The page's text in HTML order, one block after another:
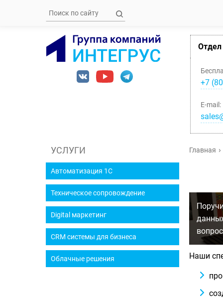
+7
E-mail:
УСЛУГИ
Автоматизация 1С
Техническое сопровождение
Digital маркетинг
CRM системы для бизнеса
Облачные решения
Главная
Наши